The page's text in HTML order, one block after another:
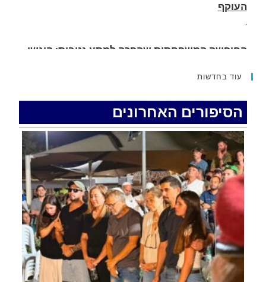
החופשה המשפחתית שהפכה למסע גניבות: הוגשו
.
רכב התנגש במעקה בטיחות בכביש 90 בסמוך לעין
חצבה. פצועים
איציק נועם מייסד מקומו ערב ערב נפטר
עוד בחדשות
הסיפורים האחרונים